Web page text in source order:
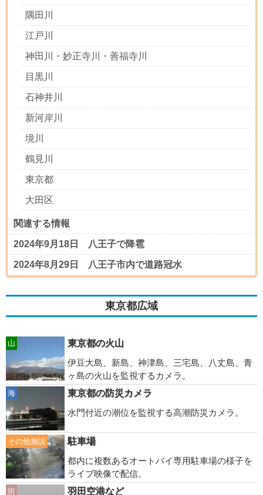
隅田川
江戸川
神田川・妙正寺川・善福寺川
目黒川
石神井川
新河岸川
境川
鶴見川
東京都
大田区
関連する情報
2024年9月18日 八王子で降雹
2024年8月29日 八王子市内で道路冠水
東京都広域
山
東京都の火山
伊豆大島、新島、神津島、三宅島、八丈島、青
ヶ島の火山を監視するカメラ。
海
東京都の防災カメラ
水門付近の潮位を監視する高潮防災カメラ。
その他施設
駐車場
都内に複数あるオートバイ専用駐車場の様子を
ライブ映像で配信。
街 羽田空港など